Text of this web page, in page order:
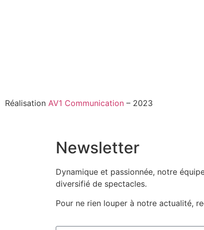
Réalisation AV1 Communication – 2023
Newsletter
Dynamique et passionnée, notre
diversifié de spectacles.
Pour ne rien louper à notre actualité,